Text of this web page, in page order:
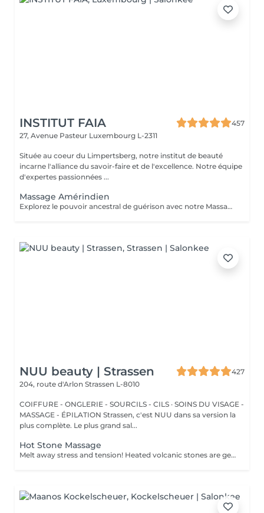
INSTITUT FAIA
457
27, Avenue Pasteur Luxembourg L-2311
Située au coeur du Limpertsberg, notre institut de beauté
incarne l'alliance du savoir-faire et de l'excellence. Notre équipe
d'expertes passionnées ...
Massage Amérindien
Explorez le pouvoir ancestral de guérison avec notre Massage Amérindien aux Pierres Chaudes. Plongez dans une expérience où la sagesse des traditions amérindiennes se marie à la chaleur bienfaisante des pierres. Les pierres chaudes, soigneusement positionnées le long de votre corps, libèrent une énergie apaisante qui soulage les tensions musculaires et stimule la circulation. Les mouvements rituels et les propriétés énergisantes des pierres créent une harmonie unique entre le physique et le spirituel. Laissez-vous emporter par la chaleur réconfortante et les bienfaits revitalisants de notre Massage Amérindien avec des pierres chaudes.
NUU beauty | Strassen
427
204, route d'Arlon Strassen L-8010
COIFFURE - ONGLERIE - SOURCILS - CILS · SOINS DU VISAGE -
MASSAGE - ÉPILATION Strassen, c'est NUU dans sa version la
plus complète. Le plus grand sal...
Hot Stone Massage
Melt away stress and tension! Heated volcanic stones are gently placed and massaged over the body to warm the muscles, increase circulation, and promote a deep state of relaxation. Perfect for relieving tension, easing anxiety, and restoring inner calm. Age restrictions: there are no age restrictions for this procedure. Post procedure recommendations: do not do sport and any sharp movements 2-3 hours after the procedure. Frequency: 1-2 times per week, 10 times in total. Repeat once in 3-6 months.